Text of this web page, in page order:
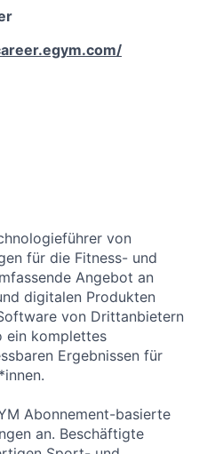
von
für die Fitness- und
Angebot an
digitalen Produkten
von Drittanbietern
ein komplettes
Ergebnissen für
Abonnement-basierte
an. Beschäftigte